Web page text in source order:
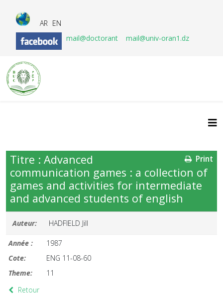
AR EN
mail@doctorant
mail@univ-oran1.dz
Print
Titre : Advanced
communication games : a collection of
games and activities for intermediate
and advanced students of english
Auteur: HADFIELD Jill
Année :
1987
Cote:
ENG 11-08-60
Theme:
11
Retour